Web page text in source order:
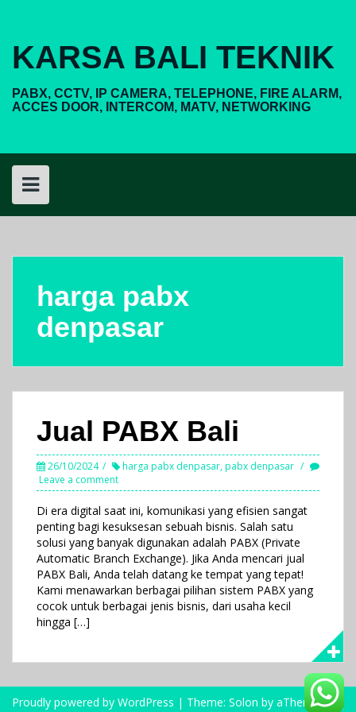
KARSA BALI TEKNIK
PABX, CCTV, IP CAMERA, TELEPHONE, FIRE ALARM,
ACCES DOOR, INTERCOM, MATV, NETWORKING
harga pabx
denpasar
Jual PABX Bali
26/10/2024 harga pabx denpasar,pabx denpasar
Leave a comment
Di era digital saat ini, komunikasi yang efisien sangat
penting bagi kesuksesan sebuah bisnis. Salah satu
solusi yang banyak digunakan adalah PABX (Private
Automatic Branch Exchange). Jika Anda mencari jual
PABX Bali, Anda telah datang ke tempat yang tepat!
Kami menawarkan berbagai pilihan sistem PABX yang
cocok untuk berbagai jenis bisnis, dari usaha kecil
hingga […]
Proudly powered by WordPress | Theme: Solon by aThemes